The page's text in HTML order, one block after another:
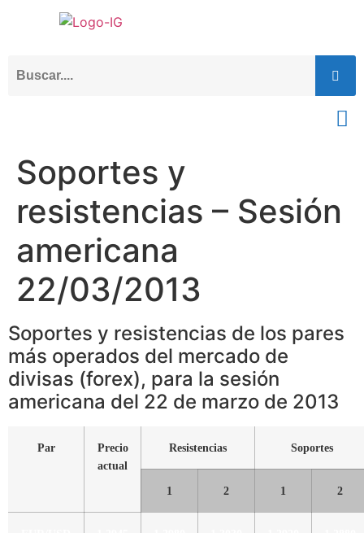
Soportes y
resistencias – Sesión
americana
22/03/2013
Soportes y resistencias de los pares
más operados del mercado de
divisas (forex), para la sesión
americana del 22 de marzo de 2013
Par
Precio
actual
Resistencias Soportes
1 2 1 2